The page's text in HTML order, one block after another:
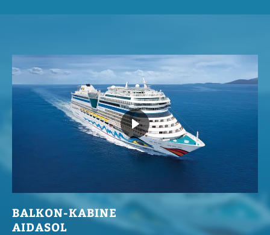
BALKON-KABINE
AIDASOL